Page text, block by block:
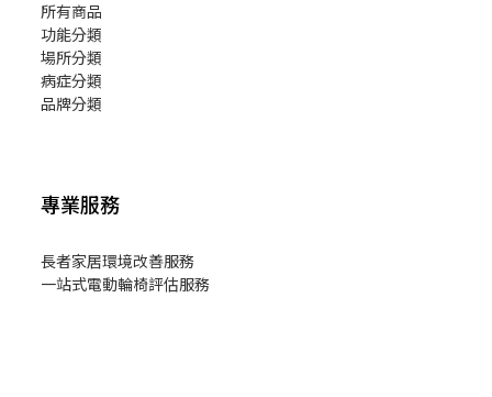
所有商品
功能分類
場所分類
病症分類
品牌分類
專業服務
長者家居環境改善服務
一站式電動輪椅評估服務